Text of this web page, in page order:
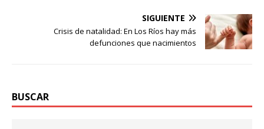
SIGUIENTE
Crisis de natalidad: En Los Ríos hay más
defunciones que nacimientos
BUSCAR